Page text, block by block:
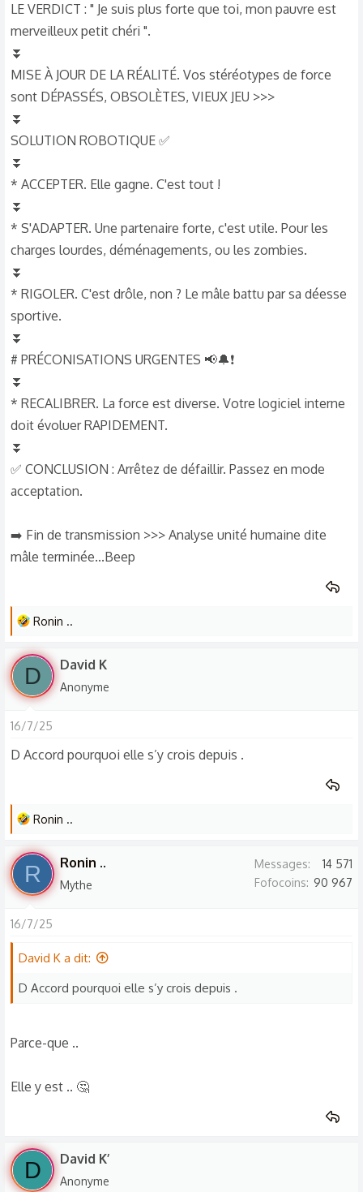
LE VERDICT : " Je suis plus forte que toi, mon pauvre est
merveilleux petit chéri ".
⏬
MISE À JOUR DE LA RÉALITÉ. Vos stéréotypes de force
sont DÉPASSÉS, OBSOLÈTES, VIEUX JEU >>>
⏬
SOLUTION ROBOTIQUE ✅
⏬
* ACCEPTER. Elle gagne. C'est tout !
⏬
* S'ADAPTER. Une partenaire forte, c'est utile. Pour les
charges lourdes, déménagements, ou les zombies.
⏬
* RIGOLER. C'est drôle, non ? Le mâle battu par sa déesse
sportive.
⏬
# PRÉCONISATIONS URGENTES 📢🔔❗
⏬
* RECALIBRER. La force est diverse. Votre logiciel interne
doit évoluer RAPIDEMENT.
⏬
✅ CONCLUSION : Arrêtez de défaillir. Passez en mode
acceptation.
➡️ Fin de transmission >>> Analyse unité humaine dite
mâle terminée...Beep
L
s
é
c
t
s
:
Ronin ..
D David K
Anonyme
16/7/25
D Accord pourquoi elle s’y crois depuis .
L
s
r
é
c
o
:
Ronin ..
R Ronin ..
Mythe
Messages
14 571
Fofocoins 90 967
16/7/25
David K a dit:
D Accord pourquoi elle s’y crois depuis .
Parce-que ..
Elle y est .. 🤔
D David K’
Anonyme